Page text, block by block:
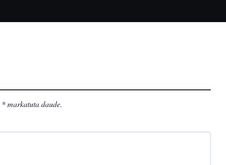
*markatuta daude.